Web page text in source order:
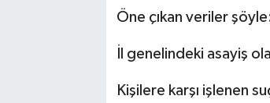
Öne çıkan veriler
İl genelindeki asayiş
Kişilere karşı işlenen